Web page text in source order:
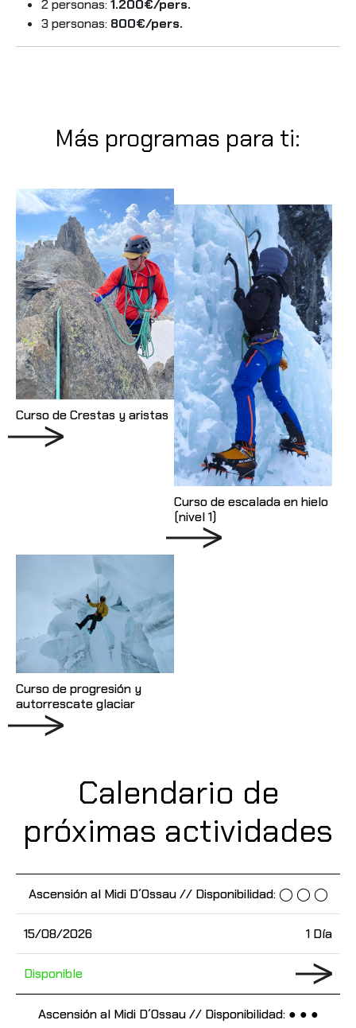
2 personas:1.200€/pers.
3 personas: 800€/pers.
Más programas para ti:
Curso de Crestas y aristas
Curso de escalada en hielo
(nivel 1)
Curso de progresión y
autorrescate glaciar
Calendario de
próximas actividades
15/08/2026
Ascensión al Midi D´Ossau // Disponibilidad: ◯ ◯ ◯
1 Día
Disponible
Ascensión al Midi D´Ossau // Disponibilidad: ● ● ●